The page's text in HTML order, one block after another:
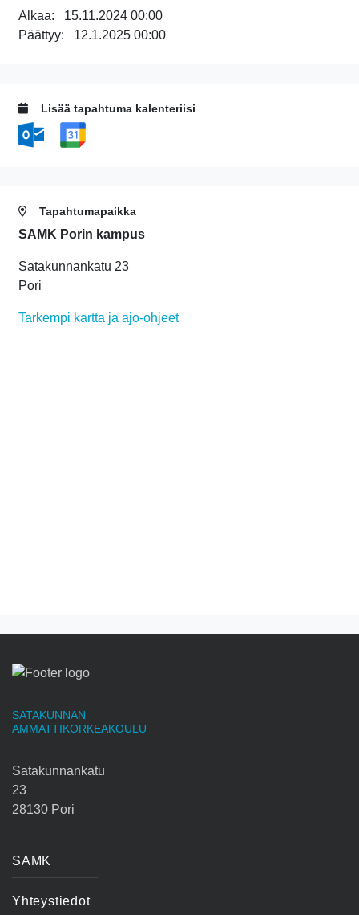
Alkaa: 15.11.2024 00:00
Päättyy: 12.1.2025 00:00
Lisää tapahtuma kalenteriisi
Tapahtumapaikka
SAMK Porin kampus
Satakunnankatu 23
Pori
Tarkempi kartta ja ajo-ohjeet
SATAKUNNAN
AMMATTIKORKEAKOULU
Satakunnankatu
23
28130 Pori
SAMK
Yhteystiedot